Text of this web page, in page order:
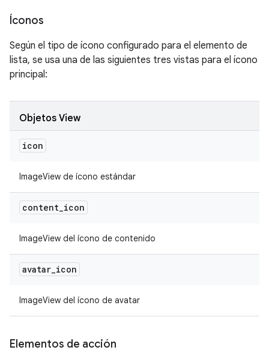
Íconos
Según el tipo de ícono configurado para el elemento de
lista, se usa una de las siguientes tres vistas para el ícono
principal:
Objetos View
icon
ImageView de ícono estándar
content_icon
ImageView del ícono de contenido
avatar_icon
ImageView del ícono de avatar
Elementos de acción